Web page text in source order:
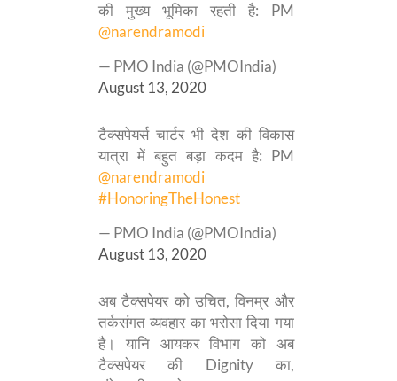
की मुख्य भूमिका रहती है: PM
@narendramodi
— PMO India (@PMOIndia)
August 13, 2020
टैक्सपेयर्स चार्टर भी देश की विकास
यात्रा में बहुत बड़ा कदम है: PM
@narendramodi
#HonoringTheHonest
— PMO India (@PMOIndia)
August 13, 2020
अब टैक्सपेयर को उचित, विनम्र और
तर्कसंगत व्यवहार का भरोसा दिया गया
है। यानि आयकर विभाग को अब
टैक्सपेयर की Dignity का,